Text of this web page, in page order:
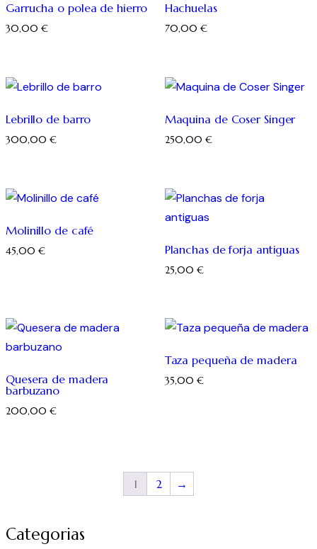
Garrucha o polea de hierro
30,00 €
Hachuelas
70,00 €
Lebrillo de barro
300,00 €
Maquina de Coser Singer
250,00 €
Molinillo de café
45,00 € Planchas de forja antiguas
25,00 €
Quesera de madera
barbuzano
200,00 €
Taza pequeña de madera
35,00 €
1 2 →
Categorias